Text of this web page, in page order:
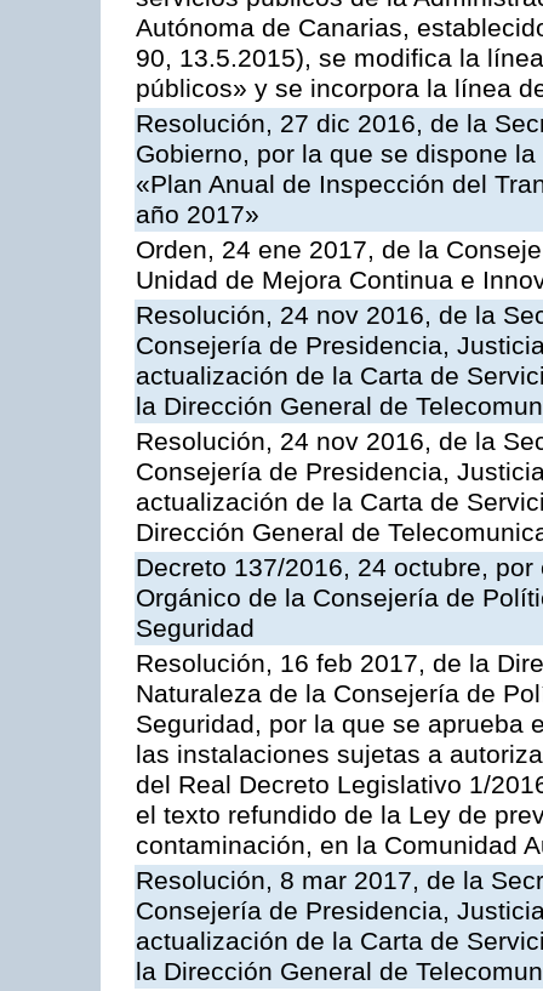
Autónoma de Canarias,
90, 13.5.2015), se modifica la
públicos» y se incorpora la línea
Resolución, 27 dic 2016, de la
Gobierno, por la que se dispone
«Plan Anual de Inspección del
año 2017»
Orden, 24 ene 2017, de la
Unidad de Mejora Continua e
Resolución, 24 nov 2016, de la
Consejería de Presidencia,
actualización de la Carta de
la Dirección General de
Resolución, 24 nov 2016, de la
Consejería de Presidencia,
actualización de la Carta de
Dirección General de
Decreto 137/2016, 24 octubre,
Orgánico de la Consejería de
Seguridad
Resolución, 16 feb 2017, de la
Naturaleza de la Consejería de
Seguridad, por la que se aprueba
las instalaciones sujetas a
del Real Decreto Legislativo 1/
el texto refundido de la Ley de
contaminación, en la Comunidad
Resolución, 8 mar 2017, de la
Consejería de Presidencia,
actualización de la Carta de
la Dirección General de